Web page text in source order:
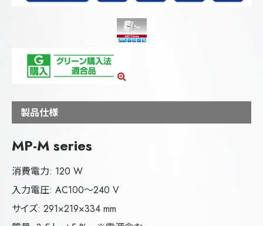
製品仕様
MP-M series
消費電力: 120 W
入力電圧: AC100～240 V
サイズ: 291×219×334 mm